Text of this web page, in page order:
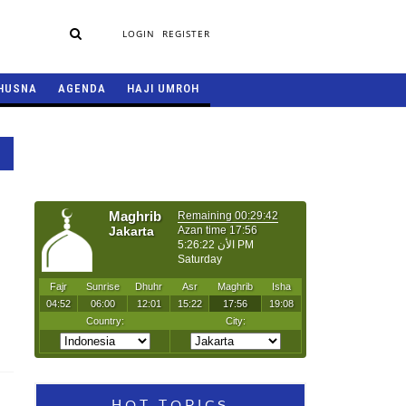
LOGIN REGISTER
AGENDA HAJI UMROH